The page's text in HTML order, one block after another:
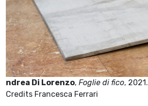
ndrea Di Lorenzo, Foglie di fico, 2021.
Credits Francesca Ferrari